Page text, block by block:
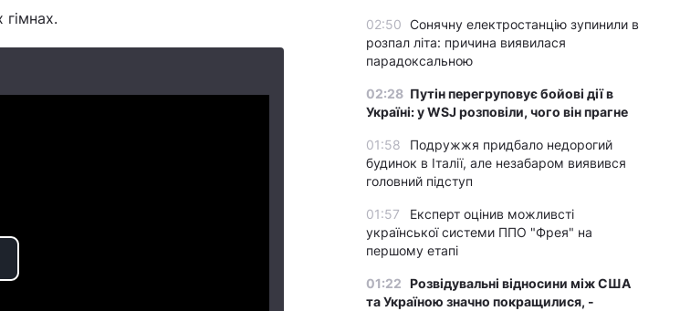
гімнах.
02:50 Сонячну електростанцію зупинили в
розпал літа: причина виявилася
парадоксальною
02:28 Путін перегруповує бойові дії в
Україні: у WSJ розповіли, чого він прагне
01:58
Подружжя придбало недорогий
будинок в Італії, але незабаром виявився
головний підступ
01:57
Експерт оцінив можливсті
української системи ППО "Фрея" на
першому етапі
01:22 Розвідувальні відносини між США
та Україною значно покращилися, -